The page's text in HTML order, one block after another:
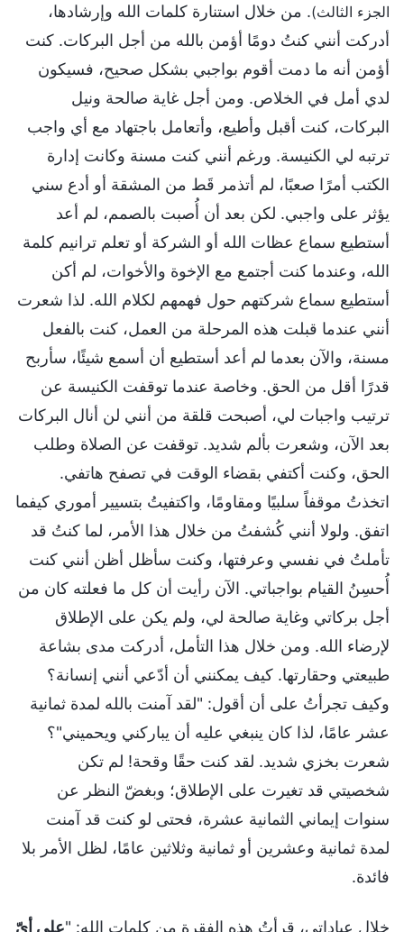
الجزء الثالث). من خلال استنارة كلمات الله وإرشادها،
أدركت أنني كنتُ دومًا أؤمن بالله من أجل البركات. كنت
أؤمن أنه ما دمت أقوم بواجبي بشكل صحيح، فسيكون
لدي أمل في الخلاص. ومن أجل غاية صالحة ونيل
البركات، كنت أقبل وأطيع، وأتعامل باجتهاد مع أي واجب
ترتبه لي الكنيسة. ورغم أنني كنت مسنة وكانت إدارة
الكتب أمرًا صعبًا، لم أتذمر قَط من المشقة أو أدع سني
يؤثر على واجبي. لكن بعد أن أُصبت بالصمم، لم أعد
أستطيع سماع عظات الله أو الشركة أو تعلم ترانيم كلمة
الله، وعندما كنت أجتمع مع الإخوة والأخوات، لم أكن
أستطيع سماع شركتهم حول فهمهم لكلام الله. لذا شعرت
أنني عندما قبلت هذه المرحلة من العمل، كنت بالفعل
مسنة، والآن بعدما لم أعد أستطيع أن أسمع شيئًا، سأربح
قدرًا أقل من الحق. وخاصة عندما توقفت الكنيسة عن
ترتيب واجبات لي، أصبحت قلقة من أنني لن أنال البركات
بعد الآن، وشعرت بألم شديد. توقفت عن الصلاة وطلب
الحق، وكنت أكتفي بقضاء الوقت في تصفح هاتفي.
اتخذتُ موقفاً سلبيًا ومقاومًا، واكتفيتُ بتسيير أموري كيفما
اتفق. ولولا أنني كُشفتُ من خلال هذا الأمر، لما كنتُ قد
تأملتُ في نفسي وعرفتها، وكنت سأظل أظن أنني كنت
أُحسِنُ القيام بواجباتي. الآن رأيت أن كل ما فعلته كان من
أجل بركاتي وغاية صالحة لي، ولم يكن على الإطلاق
لإرضاء الله. ومن خلال هذا التأمل، أدركت مدى بشاعة
طبيعتي وحقارتها. كيف يمكنني أن أدّعي أنني إنسانة؟
وكيف تجرأتُ على أن أقول: "لقد آمنت بالله لمدة ثمانية
عشر عامًا، لذا كان ينبغي عليه أن يباركني ويحميني"؟
شعرت بخزي شديد. لقد كنت حقًا وقحة! لم تكن
شخصيتي قد تغيرت على الإطلاق؛ وبغضّ النظر عن
سنوات إيماني الثمانية عشرة، فحتى لو كنت قد آمنت
لمدة ثمانية وعشرين أو ثمانية وثلاثين عامًا، لظل الأمر بلا
فائدة.
خلال عباداتي، قرأتُ هذه الفقرة من كلمات الله: "على أيّ